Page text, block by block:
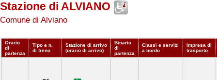
Stazione di ALVIANO
Comune di Alviano
Orario
di
partenza
Tipo e n.
di treno
Stazione di arrivo
(orario di arrivo)
Binario
di
partenza
Classi e servizi
a bordo
Impresa di
trasporto